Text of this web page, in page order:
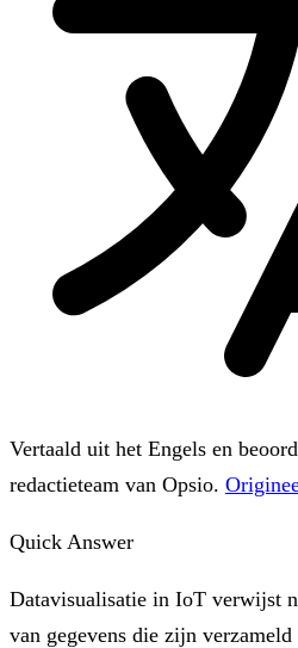
Vertaald uit het Engels en
redactieteam van Opsio.
Quick Answer
Datavisualisatie in IoT verwijst
van gegevens die zijn